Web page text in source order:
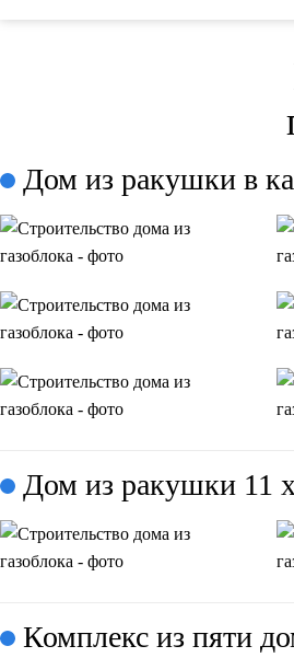
Дом из ракушки в
Дом из ракушки 11
Комплекс из пяти